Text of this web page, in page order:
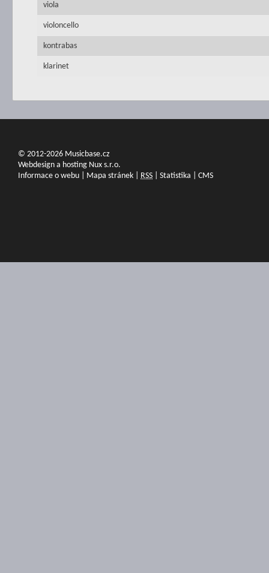
viola
violoncello
kontrabas
klarinet
© 2012-2026 Musicbase.cz
Webdesign a hosting Nux s.r.o.
Informace o webu
Mapa stránek RSS Statistika CMS